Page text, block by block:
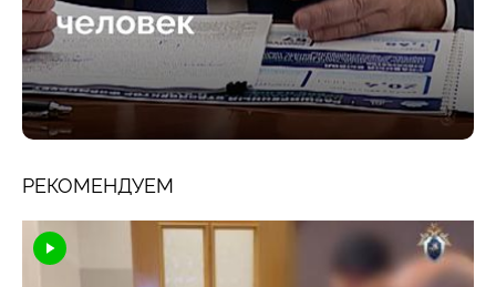
РЕКОМЕНДУЕМ